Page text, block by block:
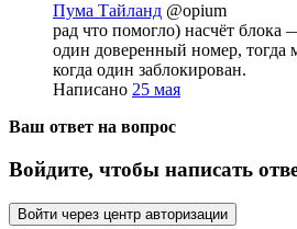
Пума Тайланд @opium
рад что помогло) насчёт
один доверенный номер, тогда
когда один заблокирован.
Написано 25 мая
Ваш ответ на вопрос
Войдите, чтобы написать
Войти через центр авторизации